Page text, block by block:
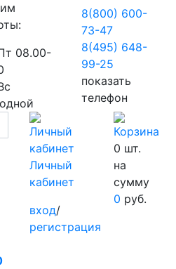
08.00-
8(800) 600-
73-47
8(495) 648-
99-25
показать
телефон
Личный
кабинет
вход/
регистрация
0 шт.
на
сумму
0 руб.